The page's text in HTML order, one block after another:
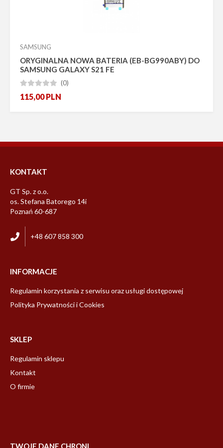
SAMSUNG
ORYGINALNA NOWA BATERIA (EB-BG990ABY) DO
SAMSUNG GALAXY S21 FE
 (0)
115,00PLN
KONTAKT
GT Sp. z o.o.
os. Stefana Batorego 14i
Poznań 60-687
+48 607 858 300
INFORMACJE
Regulamin korzystania z serwisu oraz usługi dostępowej
Polityka Prywatności i Cookies
SKLEP
Regulamin sklepu
Kontakt
O firmie
TWOJE DANE CHRONI